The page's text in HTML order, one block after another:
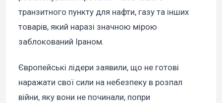
транзитного пункту для нафти, газу та інших
товарів, який наразі значною мірою
заблокований Іраном.
Європейські лідери заявили, що не готові
наражати свої сили на небезпеку в розпал
війни, яку вони не починали, попри